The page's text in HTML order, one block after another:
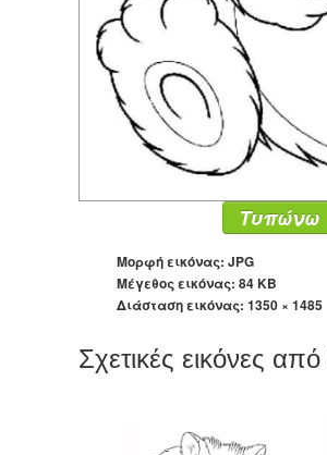
Τυπώνω
Μορφή εικόνας: JPG
Μέγεθος εικόνας: 84 KB
Διάσταση εικόνας: 1350 × 1485
Σχετικές εικόνες